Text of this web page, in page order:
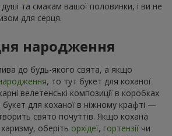
душі та смакам вашої половинки, і ви не
для серця.
народження
до будь-якого свята, а якщо
, то тут букет для коханої
велетенські композиції в коробках
букет для коханої в ніжному крафті —
свято почуттів. Якщо кохана
оберіть орхідеї, гортензії чи